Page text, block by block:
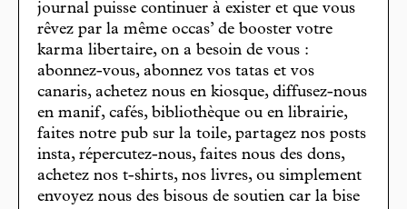
journal puisse continuer à exister et que vous
rêvez par la même occas’ de booster votre
karma libertaire, on a besoin de vous :
abonnez-vous, abonnez vos tatas et vos
canaris, achetez nous en kiosque, diffusez-nous
en manif, cafés, bibliothèque ou en librairie,
faites notre pub sur la toile, partagez nos posts
insta, répercutez-nous, faites nous des dons,
achetez nos t-shirts, nos livres, ou simplement
envoyez nous des bisous de soutien car la bise